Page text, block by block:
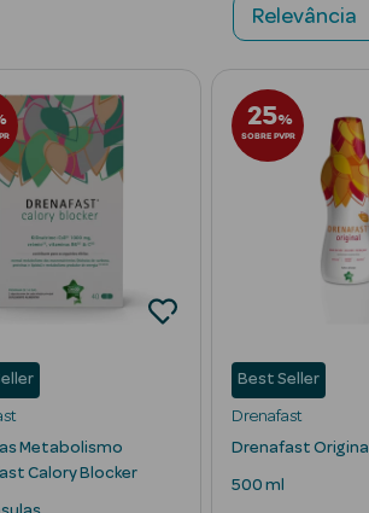
Metabolismo
Calory Blocker
25%
SOBRE PVPR
Best Seller
Drenafast
Drenafast Original
500 ml